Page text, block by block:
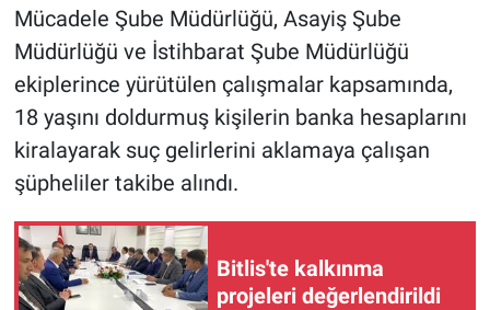
Mücadele Şube Müdürlüğü, Asayiş Şube
Müdürlüğü ve İstihbarat Şube Müdürlüğü
ekiplerince yürütülen çalışmalar kapsamında,
18 yaşını doldurmuş kişilerin banka hesaplarını
kiralayarak suç gelirlerini aklamaya çalışan
şüpheliler takibe alındı.
Bitlis'te kalkınma
projeleri değerlendirildi